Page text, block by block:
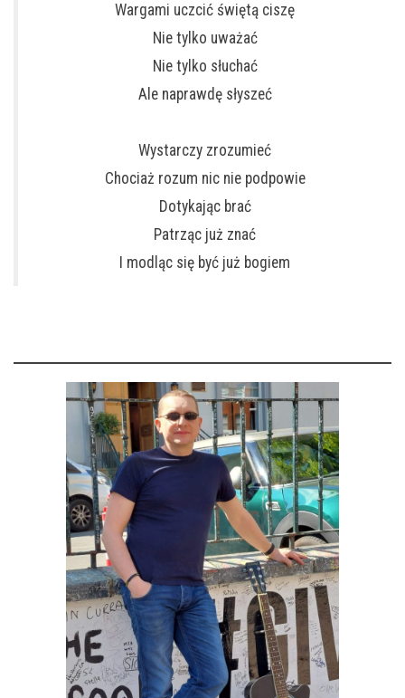
Wargami uczcić świętą ciszę
Nie tylko uważać
Nie tylko słuchać
Ale naprawdę słyszeć
Wystarczy zrozumieć
Chociaż rozum nic nie podpowie
Dotykając brać
Patrząc już znać
I modląc się być już bogiem